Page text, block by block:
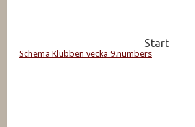
Start
Schema Klubben vecka 9.numbers